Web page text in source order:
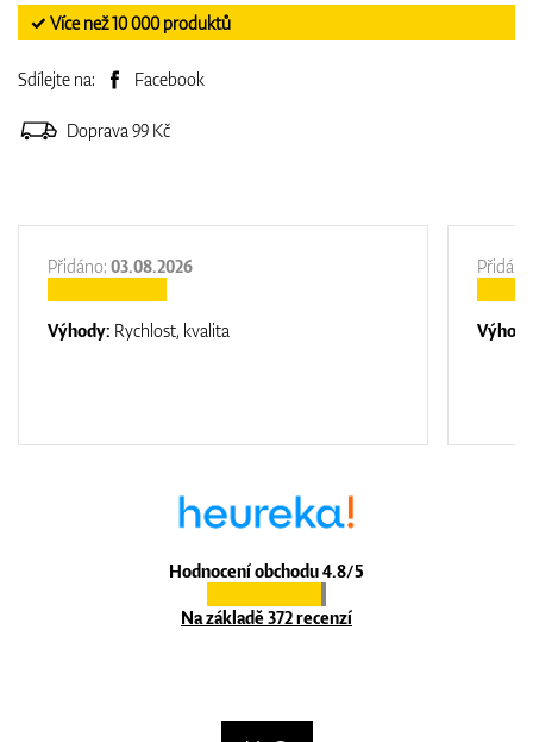
✓ Více než 10 000 produktů
Sdílejte na: Facebook
Doprava 99 Kč
Hodnocení obchodu 4.8/5
Na základě 372 recenzí
Přidáno: 03.08.2026
Výhody: Rychlost, kvalita